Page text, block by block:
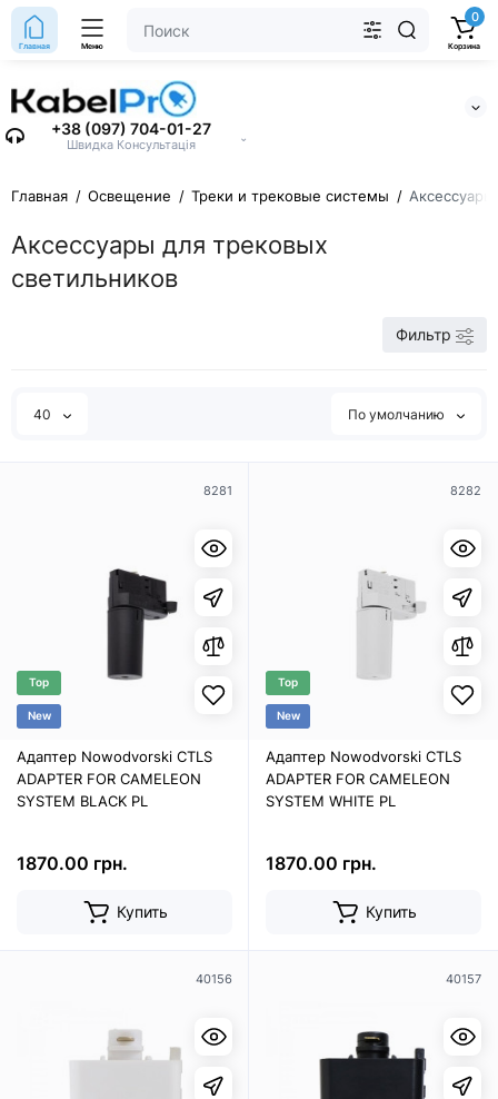
+38 (097) 704-01-27
Швидка Консультація
⌄
Главная Меню
0
Корзина
Главная Освещение Треки и трековые системы
Аксессуары для трековых
светильников
Фильтр
40 По умолчанию
8281
Top
New
Адаптер Nowodvorski CTLS
ADAPTER FOR CAMELEON
SYSTEM BLACK PL
1870.00 грн.
Купить
8282
Top
New
Адаптер Nowodvorski CTLS
ADAPTER FOR CAMELEON
SYSTEM WHITE PL
1870.00 грн.
Купить
40156 40157